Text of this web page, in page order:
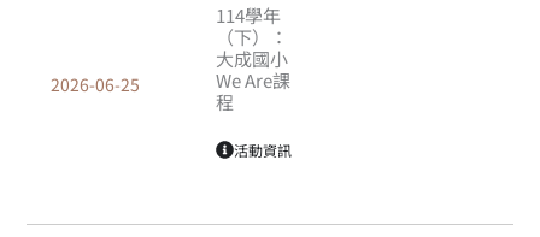
2026-06-25
114學年
（下）：
大成國小
We Are課
程
活動資訊